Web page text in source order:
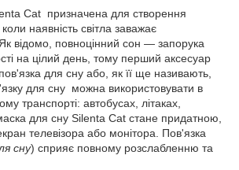
Cat призначена для створення
наявність світла заважає
відомо, повноцінний сон — запорука
на цілий день, тому перший аксесуар
для сну або, як її ще називають,
для сну можна використовувати в
транспорті: автобусах, літаках,
для сну Silenta Cat стане придатною,
телевізора або монітора. Пов'язка
сну) сприяє повному розслабленню та